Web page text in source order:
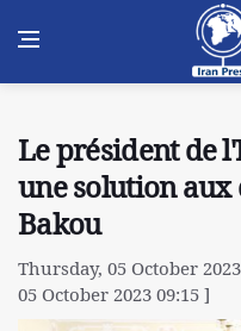
Le président de
une solution
Bakou
Thursday, 05 October
05 October 2023 09:15 ]